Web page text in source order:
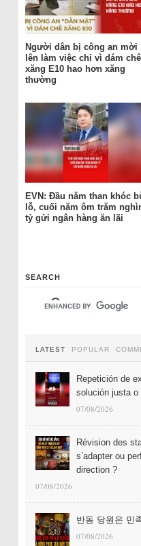
Người dân bị công an mời
lên làm việc chỉ vì dám chê
xăng E10 hao hơn xăng
thường
EVN: Đầu năm than khóc
lỗ, cuối năm ôm trăm
tỷ gửi ngân hàng ăn lãi
SEARCH
LATEST POPULAR
Repetición de
solución justa o
07/08/2026
Révision des
s’adapter ou
direction ?
07/08/2026
반동 당원은 민
07/08/2026